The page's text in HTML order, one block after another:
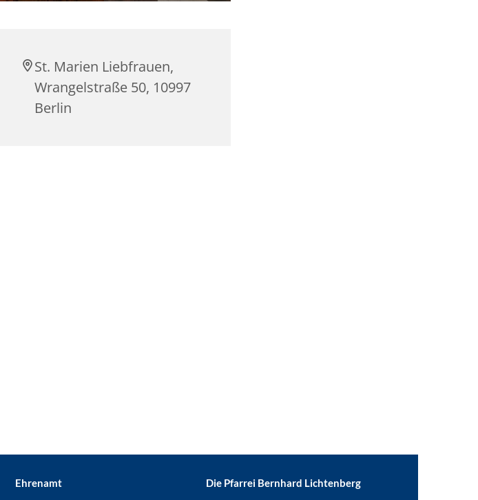
St. Marien Liebfrauen,
Wrangelstraße 50, 10997
Berlin
Ehrenamt
Die Pfarrei Bernhard Lichtenberg